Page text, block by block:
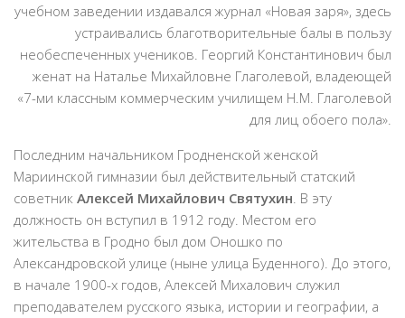
учебном заведении издавался журнал «Новая заря», здесь
устраивались благотворительные балы в пользу
необеспеченных учеников. Георгий Константинович был
женат на Наталье Михайловне Глаголевой, владеющей
«7-ми классным коммерческим училищем Н.М. Глаголевой
для лиц обоего пола».
Последним начальником Гродненской женской
Мариинской гимназии был действительный статский
советник Алексей Михайлович Святухин. В эту
должность он вступил в 1912 году. Местом его
жительства в Гродно был дом Оношко по
Александровской улице (ныне улица Буденного). До этого,
в начале 1900-х годов, Алексей Михалович служил
преподавателем русского языка, истории и географии, а